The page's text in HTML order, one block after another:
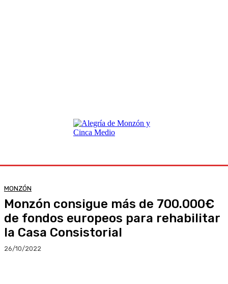
MONZÓN
Monzón consigue más de 700.000€
de fondos europeos para rehabilitar
la Casa Consistorial
26/10/2022